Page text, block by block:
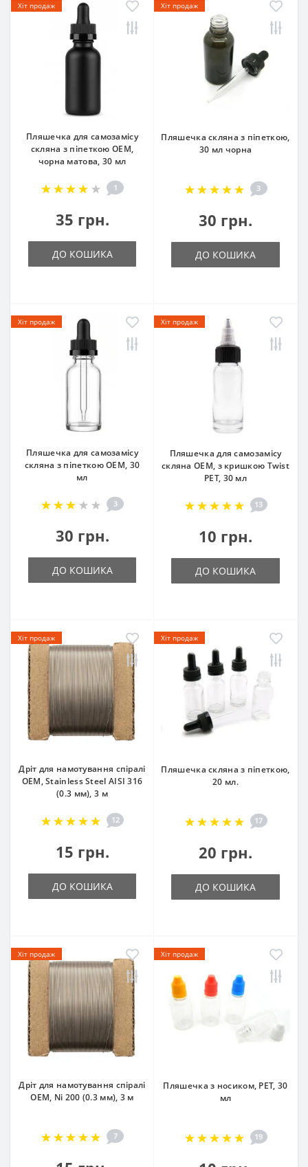
Хіт продаж
Пляшечка для самозамісу
скляна з піпеткою OEM,
чорна матова, 30 мл
1
35 грн.
ДО КОШИКА
Хіт продаж
Пляшечка скляна з піпеткою,
30 мл чорна
3
30 грн.
ДО КОШИКА
Хіт продаж
Пляшечка для самозамісу
скляна з піпеткою OEM, 30
мл
3
30 грн.
ДО КОШИКА
Хіт продаж
Пляшечка для самозамісу
скляна OEM, з кришкою Twist
PET, 30 мл
13
10 грн.
ДО КОШИКА
Хіт продаж
Дріт для намотування спіралі
OEM, Stainless Steel AISI 316
(0.3 мм), 3 м
12
15 грн.
ДО КОШИКА
Хіт продаж
Пляшечка скляна з піпеткою,
20 мл.
17
20 грн.
ДО КОШИКА
Хіт продаж
Дріт для намотування спіралі
OEM, Ni 200 (0.3 мм), 3 м
7
Хіт продаж
Пляшечка з носиком, PET, 30
мл
19